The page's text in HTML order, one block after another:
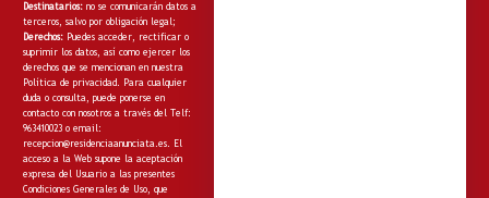
Destinatarios: no se comunicarán datos a
terceros, salvo por obligación legal;
Derechos: Puedes acceder, rectificar o
suprimir los datos, así como ejercer los
derechos que se mencionan en nuestra
Política de privacidad . Para cualquier
duda o consulta, puede ponerse en
contacto con nosotros a través del Telf:
963410023 o email:
recepcion@residenciaanunciata.es. El
acceso a la Web supone la aceptación
expresa del Usuario a las presentes
Condiciones Generales de Uso, que